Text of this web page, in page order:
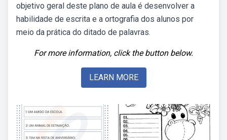
objetivo geral deste plano de aula é desenvolver a
habilidade de escrita e a ortografia dos alunos por
meio da prática do ditado de palavras.
For more information, click the button below.
LEARN MORE